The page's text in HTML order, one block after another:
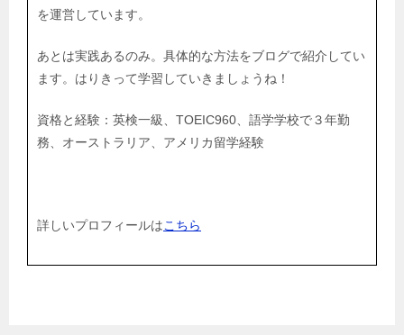
を運営しています。
あとは実践あるのみ。具体的な方法をブログで紹介してい
ます。はりきって学習していきましょうね！
資格と経験：英検一級、TOEIC960、語学学校で３年勤
務、オーストラリア、アメリカ留学経験
詳しいプロフィールはこちら